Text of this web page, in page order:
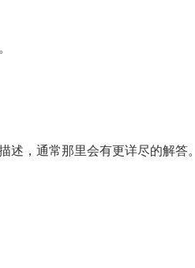
，通常那里会有更详尽的解答。